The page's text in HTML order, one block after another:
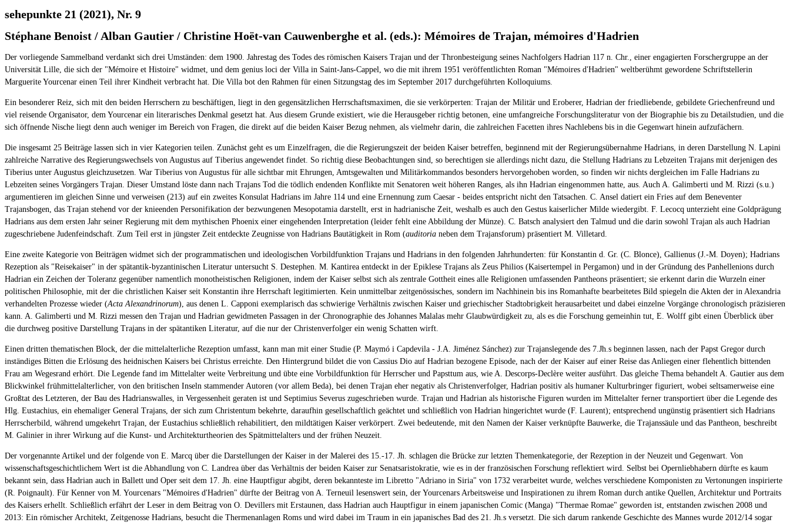
sehepunkte 21 (2021), Nr. 9
Stéphane Benoist / Alban Gautier / Christine Hoët-van Cauwenberghe et al. (eds.): Mémoires de Trajan, mémoires d'Hadrien
Der vorliegende Sammelband verdankt sich drei Umständen: dem 1900. Jahrestag des Todes des römischen Kaisers Trajan und der Thronbesteigung seines Nachfolgers Hadrian 117 n. Chr., einer engagierten Forschergruppe an der
Universität Lille, die sich der "Mémoire et Histoire" widmet, und dem genius loci der Villa in Saint-Jans-Cappel, wo die mit ihrem 1951 veröffentlichten Roman "Mémoires d'Hadrien" weltberühmt gewordene Schriftstellerin
Marguerite Yourcenar einen Teil ihrer Kindheit verbracht hat. Die Villa bot den Rahmen für einen Sitzungstag des im September 2017 durchgeführten Kolloquiums.
Ein besonderer Reiz, sich mit den beiden Herrschern zu beschäftigen, liegt in den gegensätzlichen Herrschaftsmaximen, die sie verkörperten: Trajan der Militär und Eroberer, Hadrian der friedliebende, gebildete Griechenfreund und
viel reisende Organisator, dem Yourcenar ein literarisches Denkmal gesetzt hat. Aus diesem Grunde existiert, wie die Herausgeber richtig betonen, eine umfangreiche Forschungsliteratur von der Biographie bis zu Detailstudien, und die
sich öffnende Nische liegt denn auch weniger im Bereich von Fragen, die direkt auf die beiden Kaiser Bezug nehmen, als vielmehr darin, die zahlreichen Facetten ihres Nachlebens bis in die Gegenwart hinein aufzufächern.
Die insgesamt 25 Beiträge lassen sich in vier Kategorien teilen. Zunächst geht es um Einzelfragen, die die Regierungszeit der beiden Kaiser betreffen, beginnend mit der Regierungsübernahme Hadrians, in deren Darstellung N. Lapini
zahlreiche Narrative des Regierungswechsels von Augustus auf Tiberius angewendet findet. So richtig diese Beobachtungen sind, so berechtigen sie allerdings nicht dazu, die Stellung Hadrians zu Lebzeiten Trajans mit derjenigen des
Tiberius unter Augustus gleichzusetzen. War Tiberius von Augustus für alle sichtbar mit Ehrungen, Amtsgewalten und Militärkommandos besonders hervorgehoben worden, so finden wir nichts dergleichen im Falle Hadrians zu
Lebzeiten seines Vorgängers Trajan. Dieser Umstand löste dann nach Trajans Tod die tödlich endenden Konflikte mit Senatoren weit höheren Ranges, als ihn Hadrian eingenommen hatte, aus. Auch A. Galimberti und M. Rizzi (s.u.)
argumentieren im gleichen Sinne und verweisen (213) auf ein zweites Konsulat Hadrians im Jahre 114 und eine Ernennung zum Caesar - beides entspricht nicht den Tatsachen. C. Ansel datiert ein Fries auf dem Beneventer
Trajansbogen, das Trajan stehend vor der knieenden Personifikation der bezwungenen Mesopotamia darstellt, erst in hadrianische Zeit, weshalb es auch den Gestus kaiserlicher Milde wiedergibt. F. Lecocq unterzieht eine Goldprägung
Hadrians aus dem ersten Jahr seiner Regierung mit dem mythischen Phoenix einer eingehenden Interpretation (leider fehlt eine Abbildung der Münze). C. Batsch analysiert den Talmud und die darin sowohl Trajan als auch Hadrian
zugeschriebene Judenfeindschaft. Zum Teil erst in jüngster Zeit entdeckte Zeugnisse von Hadrians Bautätigkeit in Rom (auditoria neben dem Trajansforum) präsentiert M. Villetard.
Eine zweite Kategorie von Beiträgen widmet sich der programmatischen und ideologischen Vorbildfunktion Trajans und Hadrians in den folgenden Jahrhunderten: für Konstantin d. Gr. (C. Blonce), Gallienus (J.-M. Doyen); Hadrians
Rezeption als "Reisekaiser" in der spätantik-byzantinischen Literatur untersucht S. Destephen. M. Kantirea entdeckt in der Epiklese Trajans als Zeus Philios (Kaisertempel in Pergamon) und in der Gründung des Panhellenions durch
Hadrian ein Zeichen der Toleranz gegenüber namentlich monotheistischen Religionen, indem der Kaiser selbst sich als zentrale Gottheit eines alle Religionen umfassenden Pantheons präsentiert; sie erkennt darin die Wurzeln einer
politischen Philosophie, mit der die christlichen Kaiser seit Konstantin ihre Herrschaft legitimierten. Kein unmittelbar zeitgenössisches, sondern im Nachhinein bis ins Romanhafte bearbeitetes Bild spiegeln die Akten der in Alexandria
verhandelten Prozesse wieder (Acta Alexandrinorum), aus denen L. Capponi exemplarisch das schwierige Verhältnis zwischen Kaiser und griechischer Stadtobrigkeit herausarbeitet und dabei einzelne Vorgänge chronologisch präzisieren
kann. A. Galimberti und M. Rizzi messen den Trajan und Hadrian gewidmeten Passagen in der Chronographie des Johannes Malalas mehr Glaubwürdigkeit zu, als es die Forschung gemeinhin tut, E. Wolff gibt einen Überblick über
die durchweg positive Darstellung Trajans in der spätantiken Literatur, auf die nur der Christenverfolger ein wenig Schatten wirft.
Einen dritten thematischen Block, der die mittelalterliche Rezeption umfasst, kann man mit einer Studie (P. Maymó i Capdevila - J.A. Jiménez Sánchez) zur Trajanslegende des 7.Jh.s beginnen lassen, nach der Papst Gregor durch
inständiges Bitten die Erlösung des heidnischen Kaisers bei Christus erreichte. Den Hintergrund bildet die von Cassius Dio auf Hadrian bezogene Episode, nach der der Kaiser auf einer Reise das Anliegen einer flehentlich bittenden
Frau am Wegesrand erhört. Die Legende fand im Mittelalter weite Verbreitung und übte eine Vorbildfunktion für Herrscher und Papsttum aus, wie A. Descorps-Declère weiter ausführt. Das gleiche Thema behandelt A. Gautier aus dem
Blickwinkel frühmittelalterlicher, von den britischen Inseln stammender Autoren (vor allem Beda), bei denen Trajan eher negativ als Christenverfolger, Hadrian positiv als humaner Kulturbringer figuriert, wobei seltsamerweise eine
Großtat des Letzteren, der Bau des Hadrianswalles, in Vergessenheit geraten ist und Septimius Severus zugeschrieben wurde. Trajan und Hadrian als historische Figuren wurden im Mittelalter ferner transportiert über die Legende des
Hlg. Eustachius, ein ehemaliger General Trajans, der sich zum Christentum bekehrte, daraufhin gesellschaftlich geächtet und schließlich von Hadrian hingerichtet wurde (F. Laurent); entsprechend ungünstig präsentiert sich Hadrians
Herrscherbild, während umgekehrt Trajan, der Eustachius schließlich rehabilitiert, den mildtätigen Kaiser verkörpert. Zwei bedeutende, mit den Namen der Kaiser verknüpfte Bauwerke, die Trajanssäule und das Pantheon, beschreibt
M. Galinier in ihrer Wirkung auf die Kunst- und Architekturtheorien des Spätmittelalters und der frühen Neuzeit.
Der vorgenannte Artikel und der folgende von E. Marcq über die Darstellungen der Kaiser in der Malerei des 15.-17. Jh. schlagen die Brücke zur letzten Themenkategorie, der Rezeption in der Neuzeit und Gegenwart. Von
wissenschaftsgeschichtlichem Wert ist die Abhandlung von C. Landrea über das Verhältnis der beiden Kaiser zur Senatsaristokratie, wie es in der französischen Forschung reflektiert wird. Selbst bei Opernliebhabern dürfte es kaum
bekannt sein, dass Hadrian auch in Ballett und Oper seit dem 17. Jh. eine Hauptfigur abgibt, deren bekannteste im Libretto "Adriano in Siria" von 1732 verarbeitet wurde, welches verschiedene Komponisten zu Vertonungen inspirierte
(R. Poignault). Für Kenner von M. Yourcenars "Mémoires d'Hadrien" dürfte der Beitrag von A. Terneuil lesenswert sein, der Yourcenars Arbeitsweise und Inspirationen zu ihrem Roman durch antike Quellen, Architektur und Portraits
des Kaisers erhellt. Schließlich erfährt der Leser in dem Beitrag von O. Devillers mit Erstaunen, dass Hadrian auch Hauptfigur in einem japanischen Comic (Manga) "Thermae Romae" geworden ist, entstanden zwischen 2008 und
2013: Ein römischer Architekt, Zeitgenosse Hadrians, besucht die Thermenanlagen Roms und wird dabei im Traum in ein japanisches Bad des 21. Jh.s versetzt. Die sich darum rankende Geschichte des Mannes wurde 2012/14 sogar